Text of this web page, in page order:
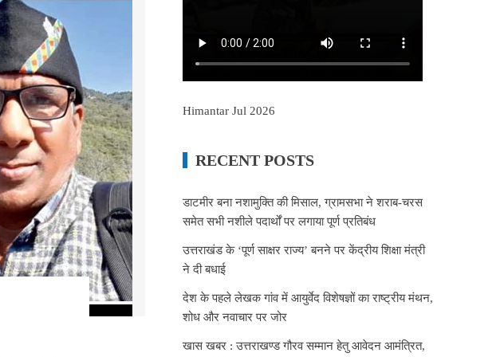
Himantar Jul 2026
RECENT POSTS
डाटमीर बना नशामुक्ति की मिसाल, ग्रामसभा ने शराब-चरस
समेत सभी नशीले पदार्थों पर लगाया पूर्ण प्रतिबंध
उत्तराखंड के ‘पूर्ण साक्षर राज्य’ बनने पर केंद्रीय शिक्षा मंत्री
ने दी बधाई
देश के पहले लेखक गांव में आयुर्वेद विशेषज्ञों का राष्ट्रीय मंथन,
शोध और नवाचार पर जोर
खास खबर : उत्तराखण्ड गौरव सम्मान हेतु आवेदन आमंत्रित,